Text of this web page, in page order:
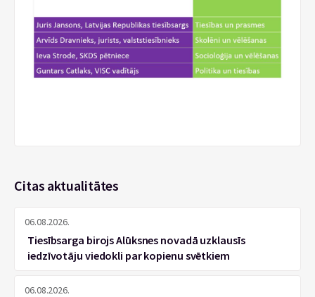
Citas aktualitātes
06.08.2026.
Tiesībsarga birojs Alūksnes novadā uzklausīs
iedzīvotāju viedokli par kopienu svētkiem
06.08.2026.